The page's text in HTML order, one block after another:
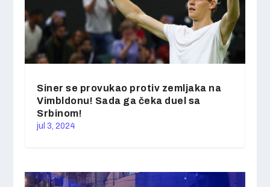
Siner se provukao protiv zemljaka na
Vimbldonu! Sada ga čeka duel sa
Srbinom!
jul 3, 2024